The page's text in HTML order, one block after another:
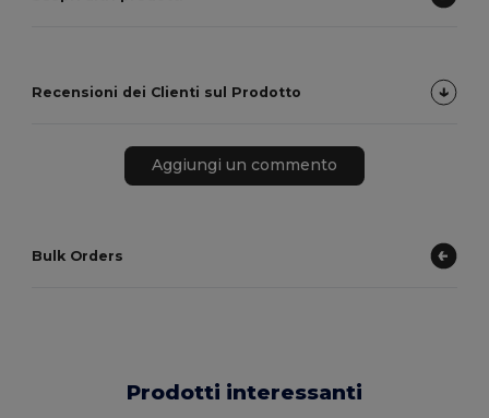
Recensioni dei Clienti sul Prodotto
Aggiungi un commento
Bulk Orders
Prodotti interessanti